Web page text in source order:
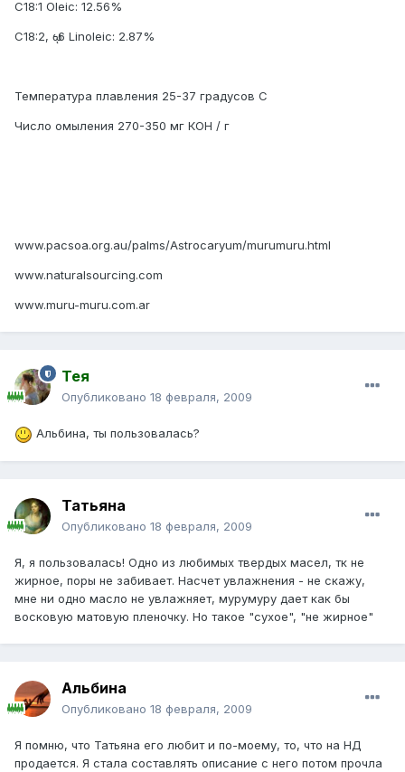
C18:1 Oleic: 12.56%
C18:2, ῳ-6 Linoleic: 2.87%
Температура плавления 25-37 градусов С
Число омыления 270-350 мг КОН / г
www.pacsoa.org.au/palms/Astrocaryum/murumuru.html
www.naturalsourcing.com
www.muru-muru.com.ar
Тея
Опубликовано 18 февраля, 2009
Альбина, ты пользовалась?
Татьяна
Опубликовано 18 февраля, 2009
Я, я пользовалась! Одно из любимых твердых масел, тк не
жирное, поры не забивает. Насчет увлажнения - не скажу,
мне ни одно масло не увлажняет, мурумуру дает как бы
восковую матовую пленочку. Но такое "сухое", "не жирное"
Альбина
Опубликовано 18 февраля, 2009
Я помню, что Татьяна его любит и по-моему, то, что на НД
продается. Я стала составлять описание с него потом прочла